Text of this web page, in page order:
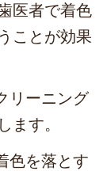
医者で着色
ことが効果
リーニング
ます。
色を落とす